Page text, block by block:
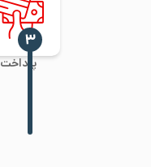
پرداخت
‍۳